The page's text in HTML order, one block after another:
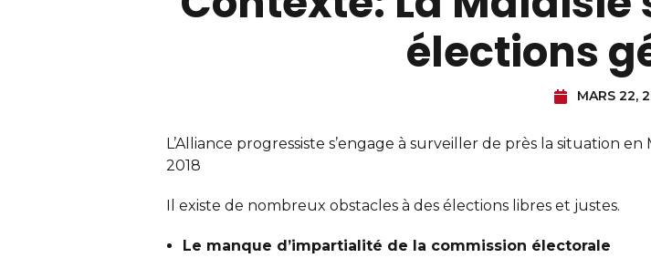
élections
MARS 22,
L’Alliance progressiste s’engage à surveiller de près la situation
2018
Il existe de nombreux obstacles à des élections libres et justes.
Le manque d’impartialité de la commission électorale